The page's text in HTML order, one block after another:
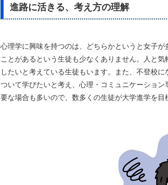
進路に活きる、考え方の理解
心理学に興味を持つのは、どちらかというと女子
ことがあるという生徒も少なくありません。人と気
したいと考えている生徒もいます。また、不登校
ついて学びたいと考え、心理・コミュニケーショ
要な場合も多いので、数多くの生徒が大学進学を目